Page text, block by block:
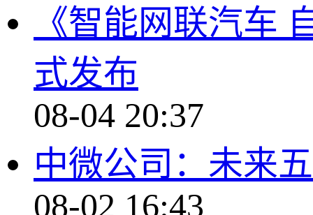
《智能网联汽车
式发布
08-04 20:37
中微公司：未来
08-02 16:43